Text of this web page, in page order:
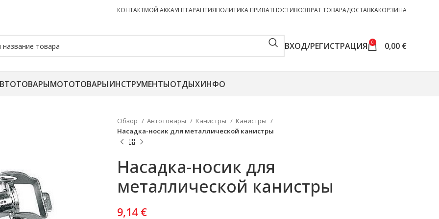
КОНТАКТМОЙ АККАУНТГАРАНТИЯПОЛИТИКА ПРИВАТНОСТИВОЗВРАТ ТОВАРАДОСТАВКАКОРЗИНА
ВХОД/РЕГИСТРАЦИЯ 0 0,00 €
МОТОТОВАРЫИНСТРУМЕНТЫОТДЫХИНФО
Обзор Автотовары Канистры
Канистры
Насадка-носик для металлической канистры
Насадка-носик для
металлической канистры
9,14 €